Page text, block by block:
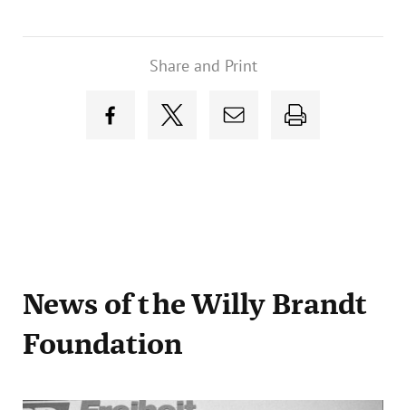
Share and Print
News of the Willy Brandt
Foundation